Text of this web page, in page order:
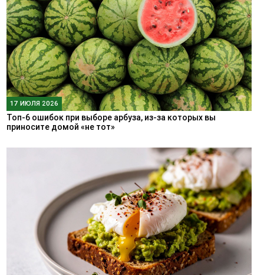
17 ИЮЛЯ 2026
Топ-6 ошибок при выборе арбуза, из-за которых вы
приносите домой «не тот»